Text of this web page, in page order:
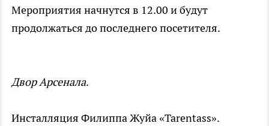
Мероприятия начнутся в 12.00 и будут
продолжаться до последнего посетителя.
Двор Арсенала.
Инсталляция Филиппа Жуйа «Tarentass».